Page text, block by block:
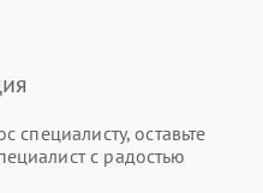
специалисту, оставьте
с радостью